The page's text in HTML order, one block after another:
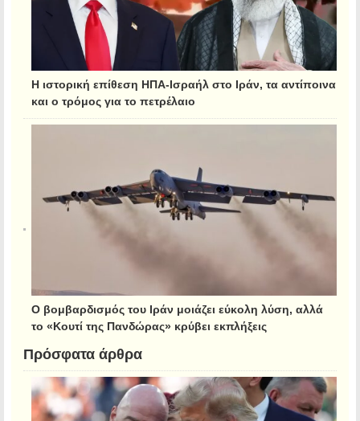
Η ιστορική επίθεση ΗΠΑ-Ισραήλ στο Ιράν, τα αντίποινα
και ο τρόμος για το πετρέλαιο
Ο βομβαρδισμός του Ιράν μοιάζει εύκολη λύση, αλλά
το «Κουτί της Πανδώρας» κρύβει εκπλήξεις
Πρόσφατα άρθρα